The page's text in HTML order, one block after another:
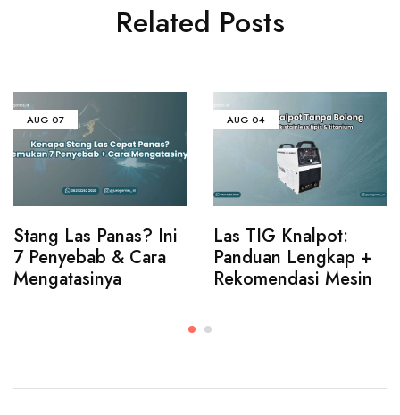
Related Posts
AUG 07
Stang Las Panas? Ini
7 Penyebab & Cara
Mengatasinya
AUG 04
Las TIG Knalpot:
Panduan Lengkap +
Rekomendasi Mesin